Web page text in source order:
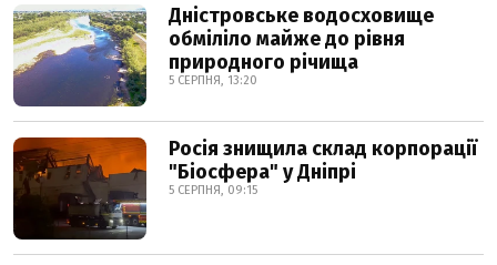
Дністровське водосховище
обміліло майже до рівня
природного річища
5 СЕРПНЯ, 13:20
Росія знищила склад корпорації
"Біосфера" у Дніпрі
5 СЕРПНЯ, 09:15